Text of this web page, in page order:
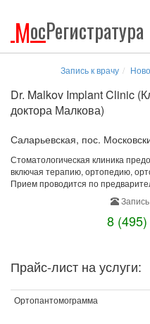
МосРегистратура
Запись к врачу
Dr. Malkov Implant Clinic
доктора Малкова)
Саларьевская, пос.
Стоматологическая клиника
включая терапию, ортопедию,
Прием проводится по
8
Прайс-лист на услуги:
Ортопантомограмма